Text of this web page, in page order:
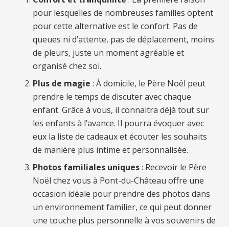
pour lesquelles de nombreuses familles optent
pour cette alternative est le confort. Pas de
queues ni d’attente, pas de déplacement, moins
de pleurs, juste un moment agréable et
organisé chez soi.
Plus de magie : À domicile, le Père Noël peut
prendre le temps de discuter avec chaque
enfant. Grâce à vous, il connaitra déjà tout sur
les enfants à l’avance. Il pourra évoquer avec
eux la liste de cadeaux et écouter les souhaits
de manière plus intime et personnalisée.
Photos familiales uniques: Recevoir le Père
Noël chez vous à Pont-du-Château offre une
occasion idéale pour prendre des photos dans
un environnement familier, ce qui peut donner
une touche plus personnelle à vos souvenirs de